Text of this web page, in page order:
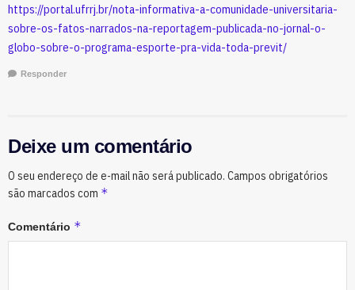
https://portal.ufrrj.br/nota-informativa-a-comunidade-universitaria-
sobre-os-fatos-narrados-na-reportagem-publicada-no-jornal-o-
globo-sobre-o-programa-esporte-pra-vida-toda-previt/
Responder
Deixe um comentário
O seu endereço de e-mail não será publicado. Campos obrigatórios
são marcados com *
Comentário *